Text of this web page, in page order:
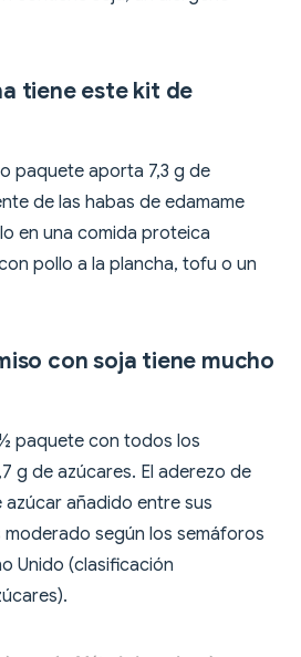
tiene este kit de
paquete aporta 7,3 g de
de las habas de edamame
en una comida proteica
pollo a la plancha, tofu o un
con soja tiene mucho
paquete con todos los
g de azúcares. El aderezo de
azúcar añadido entre sus
según los semáforos
Unido (clasificación